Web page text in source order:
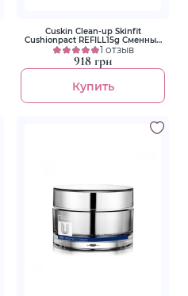
Cuskin Clean-up Skinfit
Cushionpact REFILL15g Сменный
блок к кушону Тон 23 Fair
1 отзыв
918 грн
Купить